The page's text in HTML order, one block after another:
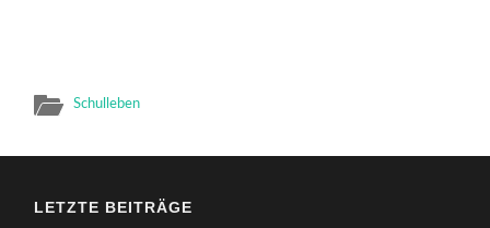
Schulleben
LETZTE BEITRÄGE